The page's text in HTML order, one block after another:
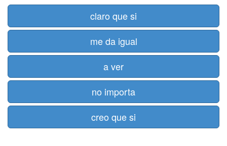
claro que si
me da igual
a ver
no importa
creo que si